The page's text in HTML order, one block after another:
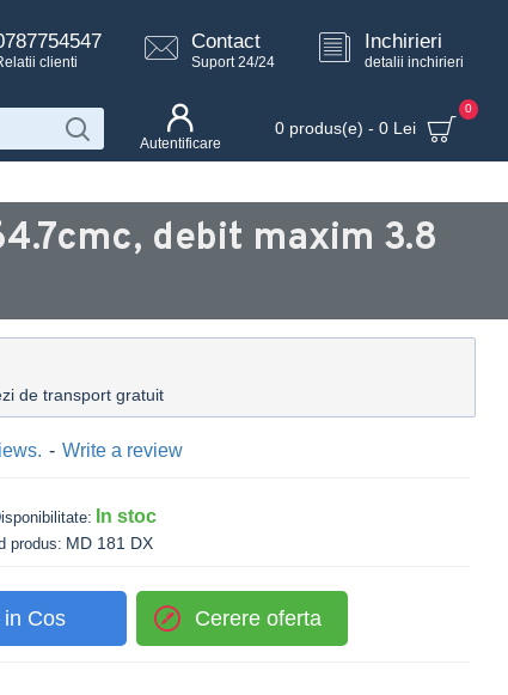
clienti
Contact
Suport 24/24
Inchirieri
detalii inchirieri
Autentificare
0 produs(e) - 0 Lei
0
debit maxim 3.8
de transport gratuit
- Write a review
In stoc
produs: MD 181 DX
Cos Cerere oferta